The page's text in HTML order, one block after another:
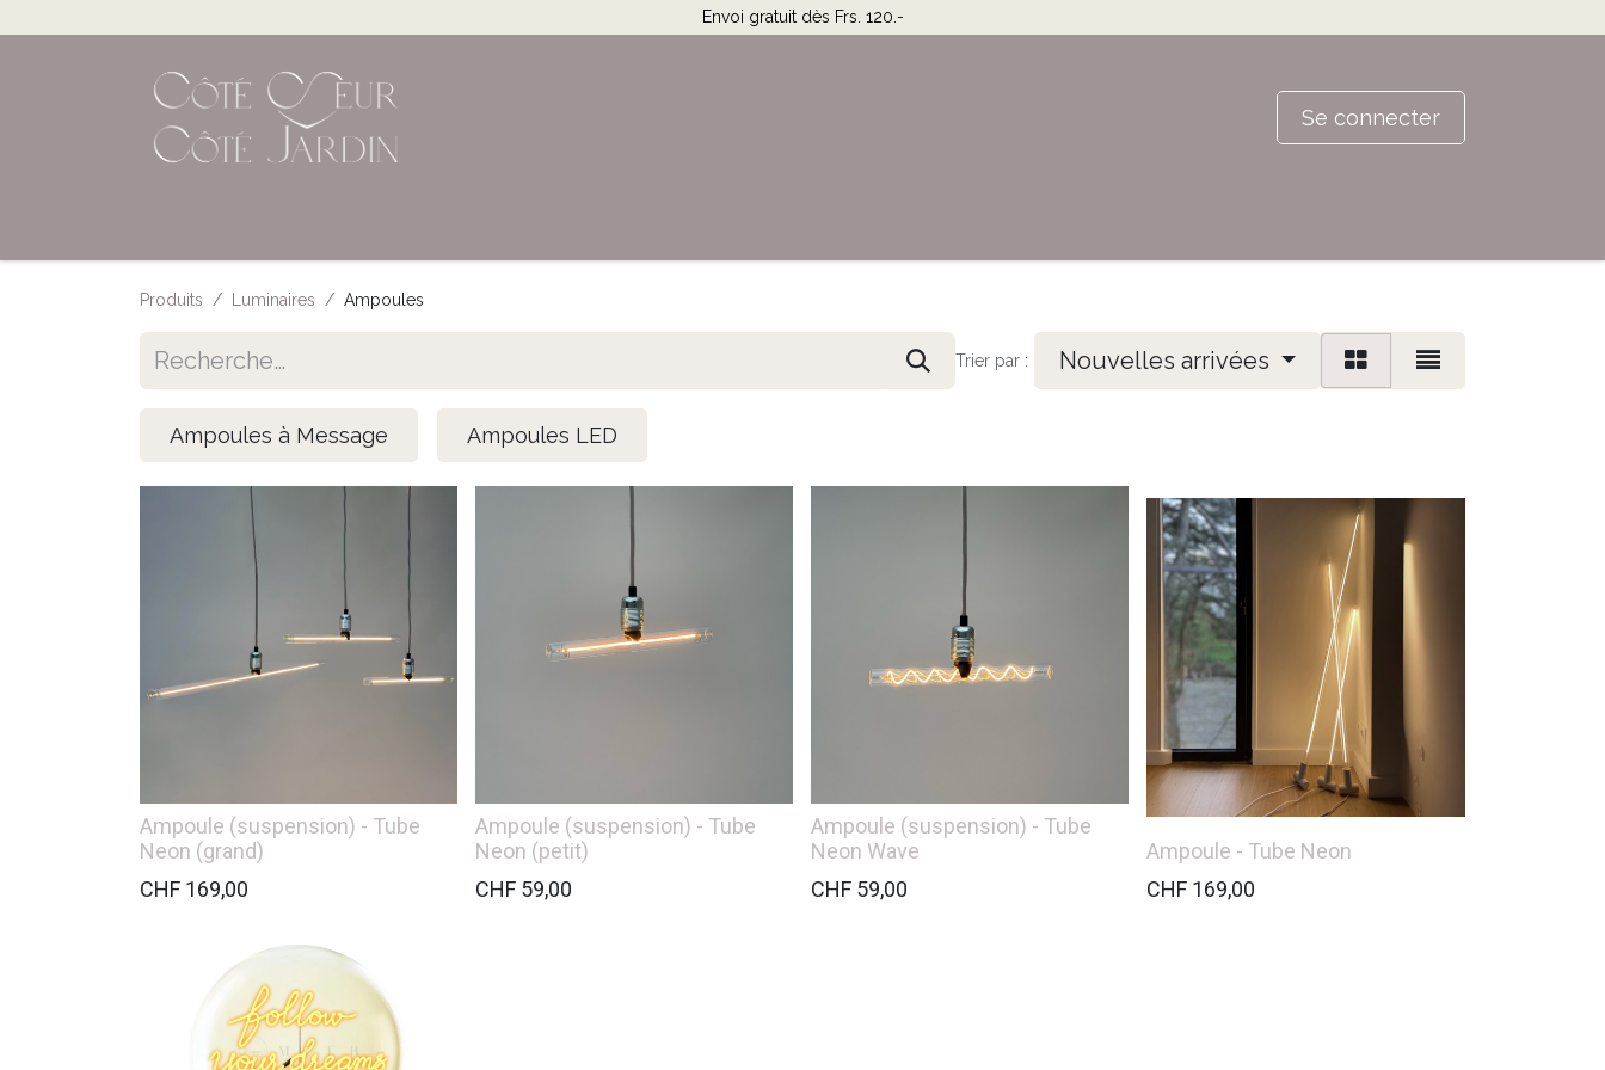
Envoi gratuit dès Frs. 120.-
Se connecter
Produits Luminaires Ampoules
Trier par : Nouvelles arrivées
Ampoules à Message Ampoules LED
Ampoule (suspension) - Tube
Neon (grand)
CHF 169,00
Ampoule (suspension) - Tube
Neon (petit)
CHF 59,00
Ampoule (suspension) - Tube
Neon Wave
CHF 59,00
Ampoule - Tube Neon
CHF 169,00